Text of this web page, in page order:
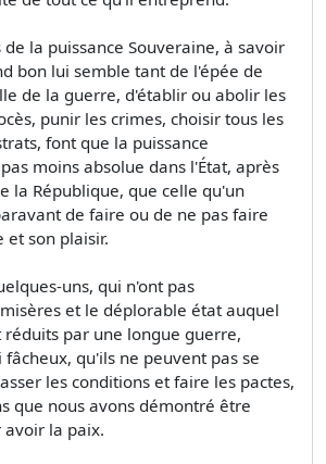
la puissance Souveraine, à savoir
bon lui semble tant de l'épée de
de la guerre, d'établir ou abolir les
punir les crimes, choisir tous les
font que la puissance
moins absolue dans l'État, après
la République, que celle qu'un
de faire ou de ne pas faire
et son plaisir.
uns, qui n'ont pas
et le déplorable état auquel
réduits par une longue guerre,
qu'ils ne peuvent pas se
les conditions et faire les pactes,
que nous avons démontré être
avoir la paix.